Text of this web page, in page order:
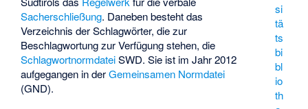
si
tä
ts
bi
bl
io
th
Sacherschließung. Daneben besteht das
Verzeichnis der Schlagwörter, die zur
Beschlagwortung zur Verfügung stehen, die
SchlagwortnormdateiSWD. Sie ist im Jahr 2012
aufgegangen in derGemeinsamen Normdatei
(GND).